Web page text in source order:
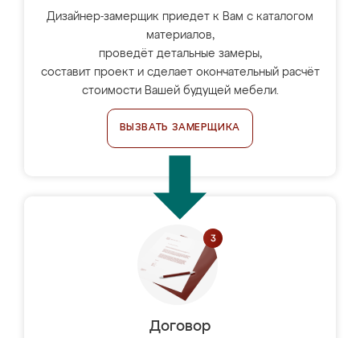
Дизайнер-замерщик приедет к Вам с каталогом
материалов,
проведёт детальные замеры,
составит проект и сделает окончательный расчёт
стоимости Вашей будущей мебели.
ВЫЗВАТЬ ЗАМЕРЩИКА
Договор